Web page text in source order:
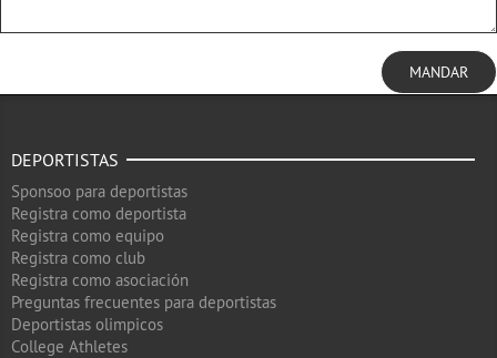
MANDAR
DEPORTISTAS
Sponsoo para deportistas
Registra como deportista
Registra como equipo
Registra como club
Registra como asociación
Preguntas frecuentes para deportistas
Deportistas olimpicos
College Athletes